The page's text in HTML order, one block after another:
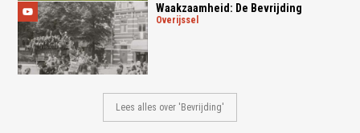
Waakzaamheid: De Bevrijding
overijssel
Lees alles over 'Bevrijding'